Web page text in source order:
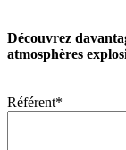
Découvrez
atmosphères
Référent*